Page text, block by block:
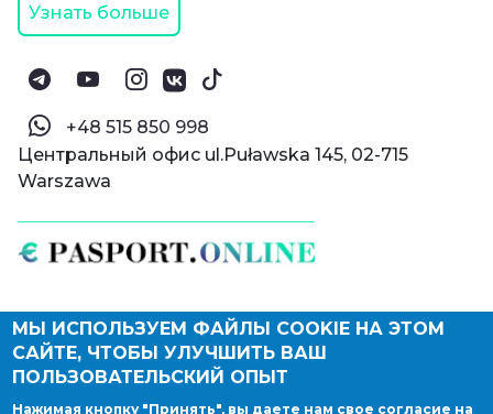
© Паспорт Онлайн 2019—2026
Политика конфиденциальности
Оферта и конфиденциальность:РФ
Узнать больше
‪+48 515 850 998‬
Центральный офис ul.Puławska 145, 02-715
Warszawa
МЫ ИСПОЛЬЗУЕМ ФАЙЛЫ COOKIE НА ЭТОМ
САЙТЕ, ЧТОБЫ УЛУЧШИТЬ ВАШ
ПОЛЬЗОВАТЕЛЬСКИЙ ОПЫТ
Нажимая кнопку "Принять", вы даете нам свое согласие на